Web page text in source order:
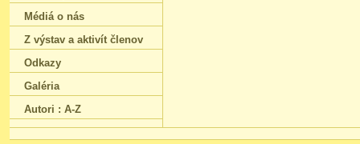
Médiá o nás
Z výstav a aktivít členov
Odkazy
Galéria
Autori : A-Z